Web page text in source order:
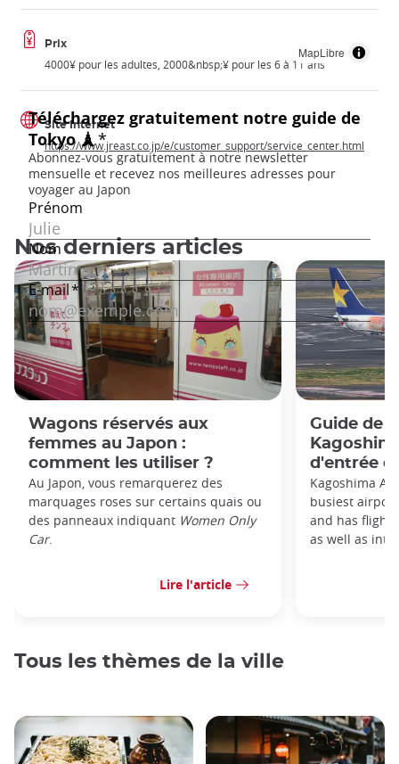
MapLibre
Prix
4000¥ pour les adultes, 2000&nbsp;¥ pour les 6 à 11 ans
Site Internet
https://www.jreast.co.jp/e/customer_support/service_center.html
Nos derniers articles
Wagons réservés aux
femmes au Japon :
comment les utiliser ?
Au Japon, vous remarquerez des
marquages roses sur certains quais ou
des panneaux indiquant Women Only
Car.
Lire l'article
Guide de
d'entrée
Kagoshima
busiest
and has flights
as well as
Tous les thèmes de la ville